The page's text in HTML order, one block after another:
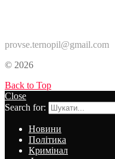
provse.ternopil@gmail.com
© 2026
Back to Top
Close
Search for:
Новини
Політика
Кримінал